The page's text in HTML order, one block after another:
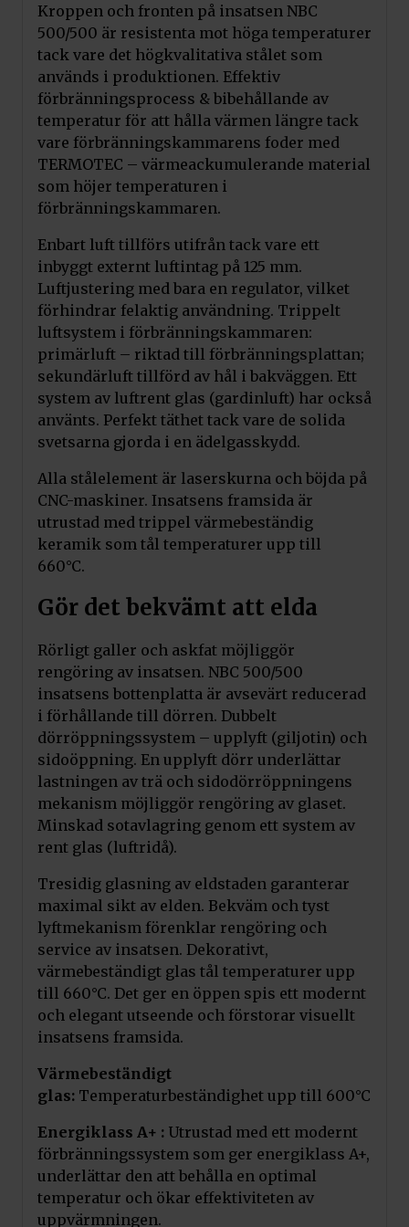
Kroppen och fronten på insatsen NBC
500/500 är resistenta mot höga temperaturer
tack vare det högkvalitativa stålet som
används i produktionen. Effektiv
förbränningsprocess & bibehållande av
temperatur för att hålla värmen längre tack
vare förbränningskammarens foder med
TERMOTEC – värmeackumulerande material
som höjer temperaturen i
förbränningskammaren.
Enbart luft tillförs utifrån tack vare ett
inbyggt externt luftintag på 125 mm.
Luftjustering med bara en regulator, vilket
förhindrar felaktig användning. Trippelt
luftsystem i förbränningskammaren:
primärluft – riktad till förbränningsplattan;
sekundärluft tillförd av hål i bakväggen. Ett
system av luftrent glas (gardinluft) har också
använts. Perfekt täthet tack vare de solida
svetsarna gjorda i en ädelgasskydd.
Alla stålelement är laserskurna och böjda på
CNC-maskiner. Insatsens framsida är
utrustad med trippel värmebeständig
keramik som tål temperaturer upp till
660°C.
Gör det bekvämt att elda
Rörligt galler och askfat möjliggör
rengöring av insatsen. NBC 500/500
insatsens bottenplatta är avsevärt reducerad
i förhållande till dörren. Dubbelt
dörröppningssystem – upplyft (giljotin) och
sidoöppning. En upplyft dörr underlättar
lastningen av trä och sidodörröppningens
mekanism möjliggör rengöring av glaset.
Minskad sotavlagring genom ett system av
rent glas (luftridå).
Tresidig glasning av eldstaden garanterar
maximal sikt av elden. Bekväm och tyst
lyftmekanism förenklar rengöring och
service av insatsen. Dekorativt,
värmebeständigt glas tål temperaturer upp
till 660°C. Det ger en öppen spis ett modernt
och elegant utseende och förstorar visuellt
insatsens framsida.
Värmebeständigt
glas: Temperaturbeständighet upp till 600°C
Energiklass A+ : Utrustad med ett modernt
förbränningssystem som ger energiklass A+,
underlättar den att behålla en optimal
temperatur och ökar effektiviteten av
uppvärmningen.